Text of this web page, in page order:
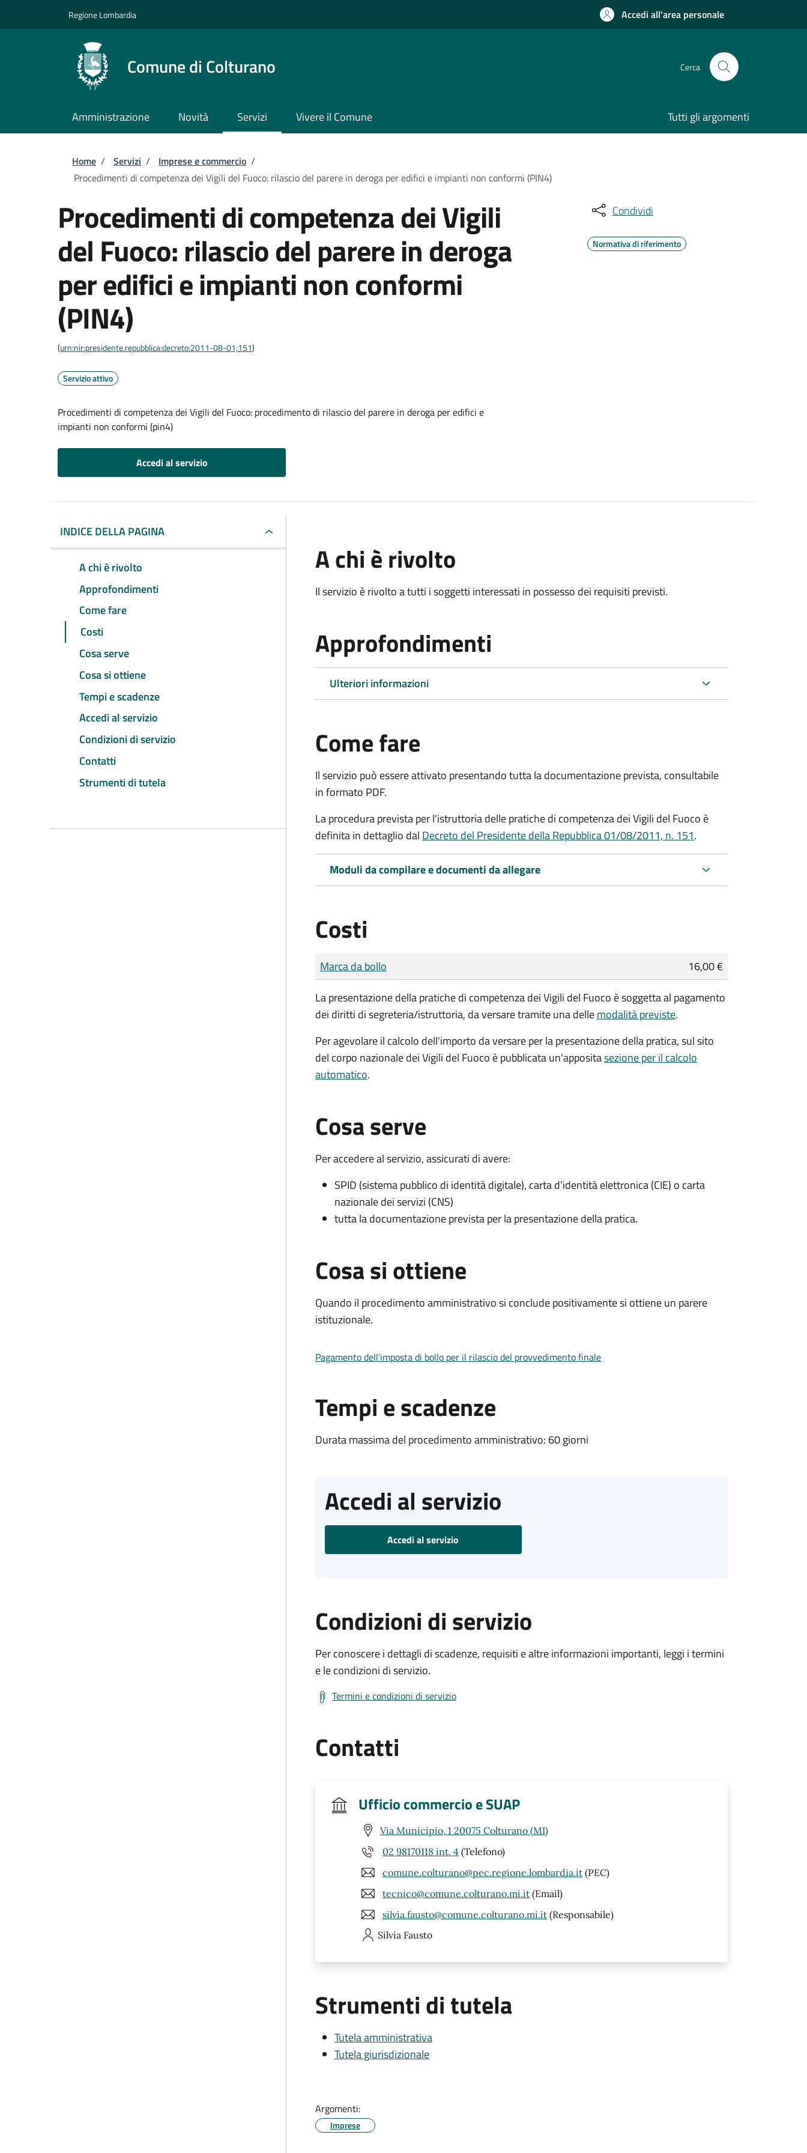
Regione Lombardia Accedi all'area personale
Comune di Colturano Cerca
Amministrazione Novità Servizi Vivere il Comune Tutti gli argomenti
Briciole di pane
Home / Servizi / Imprese e commercio /
Procedimenti di competenza dei Vigili del Fuoco: rilascio del parere in deroga per edifici e impianti non conformi (PIN4)
Procedimenti di competenza dei Vigili
del Fuoco: rilascio del parere in deroga
per edifici e impianti non conformi
(PIN4)
(urn:nir:presidente.repubblica:decreto:2011-08-01;151)
Servizio attivo
Procedimenti di competenza dei Vigili del Fuoco: procedimento di rilascio del parere in deroga per edifici e
impianti non conformi (pin4)
Accedi al servizio
Condividi
Normativa di riferimento
INDICE DELLA PAGINA
A chi è rivolto
Approfondimenti
Come fare
Costi
Cosa serve
Cosa si ottiene
Tempi e scadenze
Accedi al servizio
Condizioni di servizio
Contatti
Strumenti di tutela
A chi è rivolto
Il servizio è rivolto a tutti i soggetti interessati in possesso dei requisiti previsti.
Approfondimenti
Ulteriori informazioni
Come fare
Il servizio può essere attivato presentando tutta la documentazione prevista, consultabile
in formato PDF.
La procedura prevista per l'istruttoria delle pratiche di competenza dei Vigili del Fuoco è
definita in dettaglio dal Decreto del Presidente della Repubblica 01/08/2011, n. 151.
Moduli da compilare e documenti da allegare
Costi
Tipo di pagamento
Importo
Marca da bollo
16,00 €
La presentazione della pratiche di competenza dei Vigili del Fuoco è soggetta al pagamento
dei diritti di segreteria/istruttoria, da versare tramite una dellemodalità previste.
Per agevolare il calcolo dell'importo da versare per la presentazione della pratica, sul sito
del corpo nazionale dei Vigili del Fuoco è pubblicata un'appositasezione per il calcolo
automatico.
Cosa serve
Per accedere al servizio, assicurati di avere:
SPID (sistema pubblico di identità digitale), carta d’identità elettronica (CIE) o carta
nazionale dei servizi (CNS)
tutta la documentazione prevista per la presentazione della pratica.
Cosa si ottiene
Quando il procedimento amministrativo si conclude positivamente si ottiene un parere
istituzionale.
Pagamento dell'imposta di bollo per il rilascio del provvedimento finale
Tempi e scadenze
Durata massima del procedimento amministrativo: 60 giorni
Accedi al servizio
Accedi al servizio
Condizioni di servizio
Per conoscere i dettagli di scadenze, requisiti e altre informazioni importanti, leggi i termini
e le condizioni di servizio.
Termini e condizioni di servizio
Contatti
Ufficio commercio e SUAP
Via Municipio, 1 20075 Colturano (MI)
02 98170118 int. 4 (Telefono)
comune.colturano@pec.regione.lombardia.it (PEC)
tecnico@comune.colturano.mi.it (Email)
silvia.fausto@comune.colturano.mi.it (Responsabile)
Silvia Fausto
Strumenti di tutela
Tutela amministrativa
Tutela giurisdizionale
Argomenti:
Imprese